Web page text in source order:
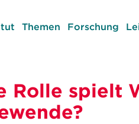
Themen Forschung
Rolle spielt